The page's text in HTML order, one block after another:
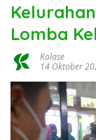
Lomba
Kolase
14 Oktober